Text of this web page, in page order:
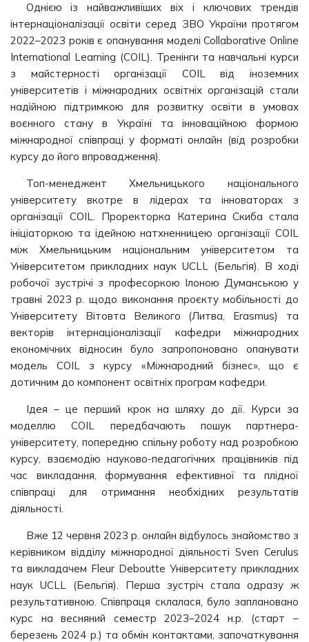
Однією із найважливіших віх і ключових трендів
інтернаціоналізації освіти серед ЗВО України протягом
2022–2023 років є опанування моделі Collaborative Online
International Learning (COIL). Тренінги та навчальні курси
з майстерності організації COIL від іноземних
університетів і міжнародних освітніх організацій стали
надійною підтримкою для розвитку освіти в умовах
воєнного стану в Україні та інноваційною формою
міжнародної співпраці у форматі онлайн (від розробки
курсу до його впровадження).
Топ-менеджент Хмельницького національного
університету вкотре в лідерах та інноваторах з
організації СOIL. Проректорка Катерина Скиба стала
ініціаторкою та ідейною натхненницею організації COIL
між Хмельницьким національним університетом та
Університетом прикладних наук UCLL (Бельгія). В ході
робочої зустрічі з професоркою Ілоною Думанською у
травні 2023 р. щодо виконання проєкту мобільності до
Університету Вітовта Великого (Литва, Erasmus) та
векторів інтернаціоналізації кафедри міжнародних
економічних відносин було запропоновано опанувати
модель COIL з курсу «Міжнародний бізнес», що є
дотичним до компонент освітніх програм кафедри.
Ідея – це перший крок на шляху до дії. Курси за
моделлю COIL передбачають пошук партнера-
університету, попередню спільну роботу над розробкою
курсу, взаємодію науково-педагогічних працівників під
час викладання, формування ефективної та плідної
співпраці для отримання необхідних результатів
діяльності.
Вже 12 червня 2023 р. онлайн відбулось знайомство з
керівником відділу міжнародної діяльності Sven Cerulus
та викладачем Fleur Deboutte Університету прикладних
наук UCLL (Бельгія). Перша зустріч стала одразу ж
результативною. Співпраця склалася, було заплановано
курс на весняний семестр 2023–2024 н.р. (старт –
березень 2024 р.) та обмін контактами, започаткування